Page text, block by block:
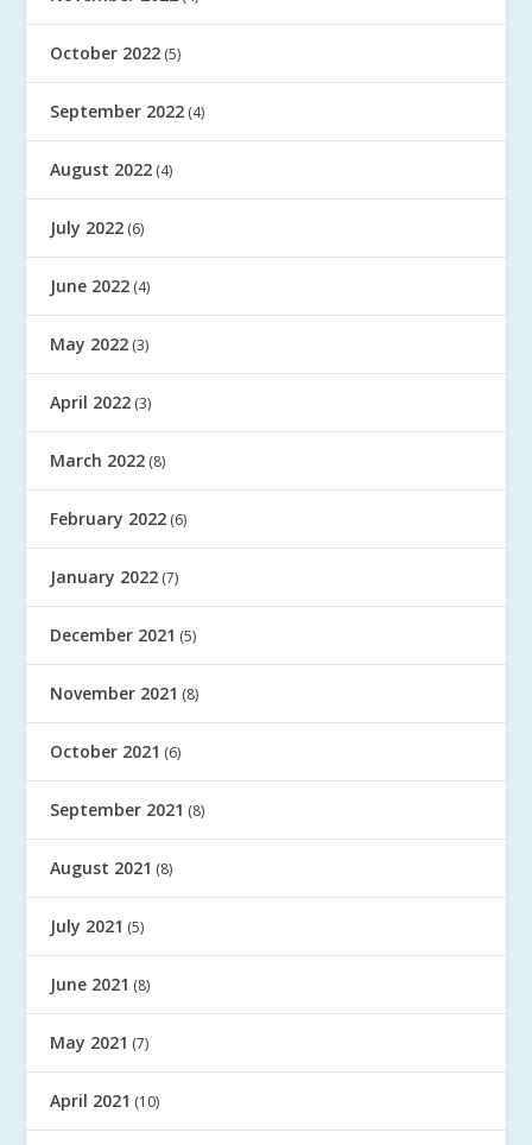
October 2022 (5)
September 2022 (4)
August 2022 (4)
July 2022 (6)
June 2022 (4)
May 2022 (3)
April 2022 (3)
March 2022 (8)
February 2022 (6)
January 2022 (7)
December 2021 (5)
November 2021 (8)
October 2021 (6)
September 2021 (8)
August 2021 (8)
July 2021 (5)
June 2021 (8)
May 2021 (7)
April 2021 (10)